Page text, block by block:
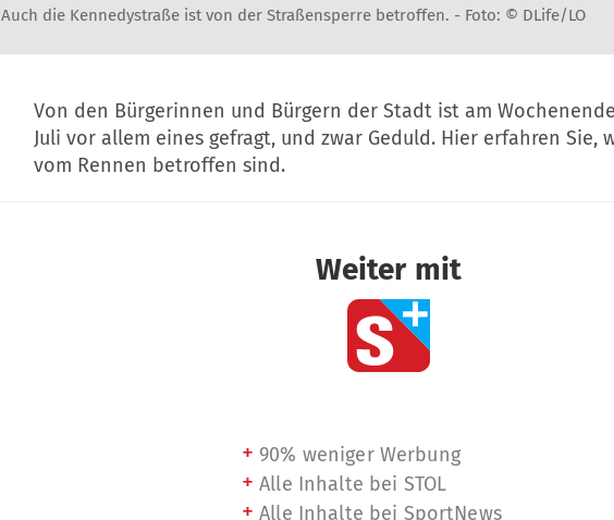
Auch die Kennedystraße ist von der Straßensperre betroffen. - Foto: © DLife/LO
Von den Bürgerinnen und Bürgern der Stadt ist am
Juli vor allem eines gefragt, und zwar Geduld. Hier erfahren Sie,
vom Rennen betroffen sind.